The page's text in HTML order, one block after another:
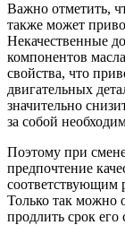
Важно отметить,
также может
Некачественные
компонентов
свойства, что
двигательных
значительно
за собой
Поэтому при
предпочтение
соответствующим
Только так можно
продлить срок